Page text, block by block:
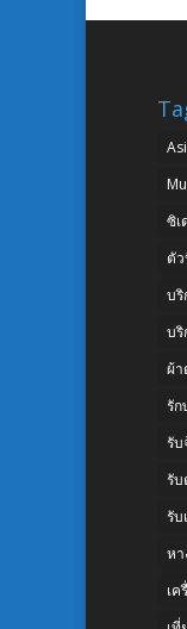
ซิเ
ตั
บริ
บริ
ผ้
รั
รั
รั
รั
ห
เค